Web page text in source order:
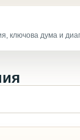
ключова дума и